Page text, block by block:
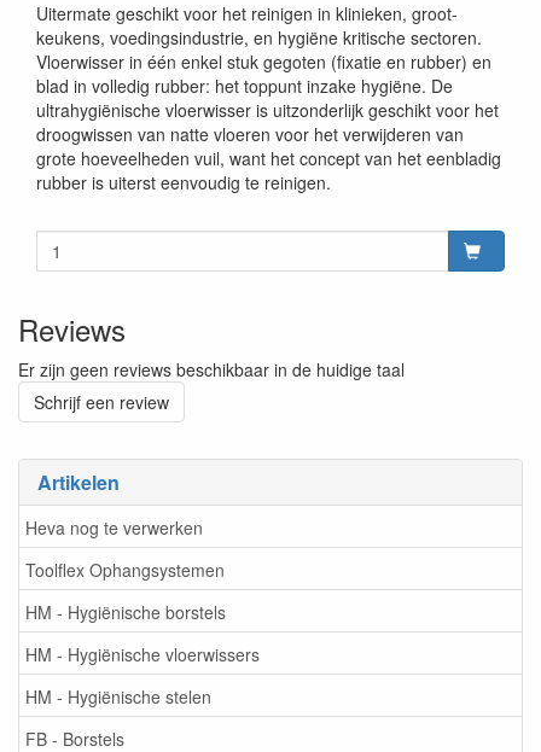
Artikelen
Heva nog te verwerken
Toolflex Ophangsystemen
HM - Hygiënische borstels
HM - Hygiënische vloerwissers
HM - Hygiënische stelen
FB - Borstels
Uitermate geschikt voor het reinigen in klinieken, groot-
keukens, voedingsindustrie, en hygiëne kritische sectoren.
Vloerwisser in één enkel stuk gegoten (fixatie en rubber) en
blad in volledig rubber: het toppunt inzake hygiëne. De
ultrahygiënische vloerwisser is uitzonderlijk geschikt voor het
droogwissen van natte vloeren voor het verwijderen van
grote hoeveelheden vuil, want het concept van het eenbladig
rubber is uiterst eenvoudig te reinigen.
Reviews
Er zijn geen reviews beschikbaar in de huidige taal
Schrijf een review